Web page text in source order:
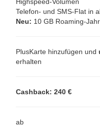
Telefon- und SMS-Flat in
Neu: 10 GB Roaming-
PlusKarte hinzufügen und
erhalten
Cashback: 240 €
ab